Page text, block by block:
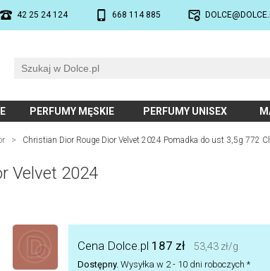
42 25 24 124 668 114 885
PERFUMY MĘSKIE PERFUMY UNISEX
> Christian Dior Rouge Dior Velvet 2024 Pomadka do ust 3,5g 772
Velvet 2024
Cena Dolce.pl 187 zł 53,43 zł/g
Dostępny. Wysyłka w 2 - 10 dni roboczych *